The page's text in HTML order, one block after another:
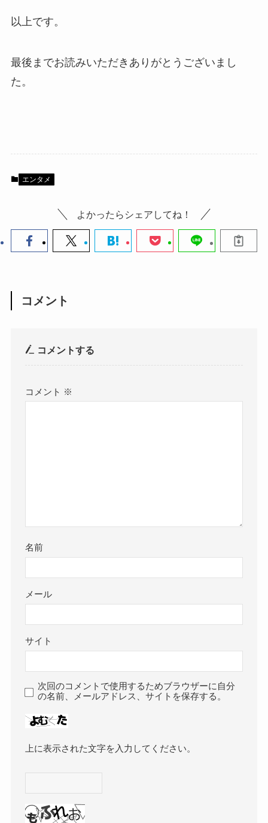
以上です。
最後までお読みいただきありがとうございまし
た。
エンタメ
よかったらシェアしてね！
コメント
コメントする
コメント ※
名前
メール
サイト
次回のコメントで使用するためブラウザーに自分
の名前、メールアドレス、サイトを保存する。
上に表示された文字を入力してください。